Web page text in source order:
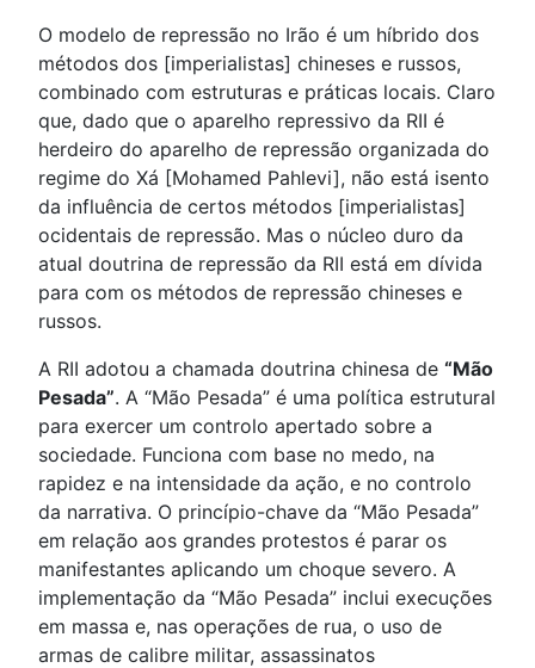
O modelo de repressão no Irão é um híbrido dos
métodos dos [imperialistas] chineses e russos,
combinado com estruturas e práticas locais. Claro
que, dado que o aparelho repressivo da RII é
herdeiro do aparelho de repressão organizada do
regime do Xá [Mohamed Pahlevi], não está isento
da influência de certos métodos [imperialistas]
ocidentais de repressão. Mas o núcleo duro da
atual doutrina de repressão da RII está em dívida
para com os métodos de repressão chineses e
russos.
A RII adotou a chamada doutrina chinesa de “Mão
Pesada”. A “Mão Pesada” é uma política estrutural
para exercer um controlo apertado sobre a
sociedade. Funciona com base no medo, na
rapidez e na intensidade da ação, e no controlo
da narrativa. O princípio-chave da “Mão Pesada”
em relação aos grandes protestos é parar os
manifestantes aplicando um choque severo. A
implementação da “Mão Pesada” inclui execuções
em massa e, nas operações de rua, o uso de
armas de calibre militar, assassinatos